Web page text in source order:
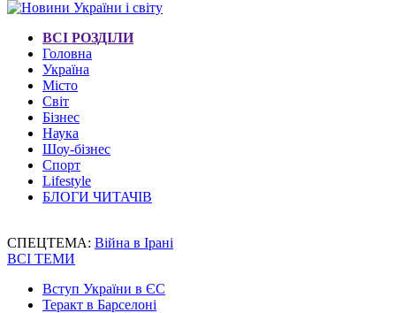
ВСІ РОЗДІЛИ
Головна
Україна
Місто
Світ
Бізнес
Наука
Шоу-бізнес
Спорт
Lifestyle
БЛОГИ ЧИТАЧІВ
СПЕЦТЕМА: Війна в Ірані
ВСІ ТЕМИ
Вступ України в ЄС
Теракт в Барселоні